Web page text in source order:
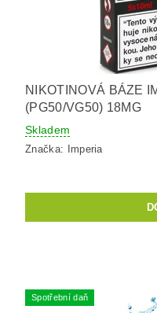
NIKOTINOVÁ BÁZE
(PG50/VG50) 18MG
Skladem
Značka: Imperia
Spotřební daň